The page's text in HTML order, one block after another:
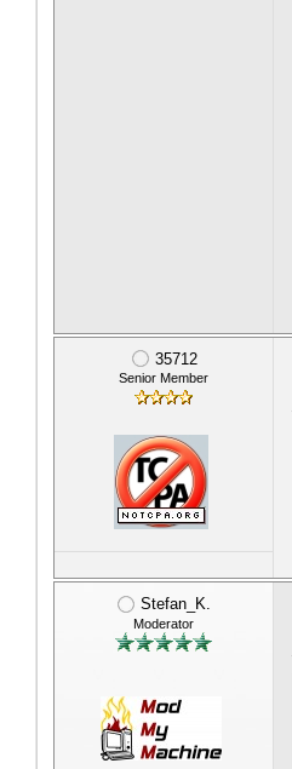
35712
Senior Member
Stefan_K.
Moderator